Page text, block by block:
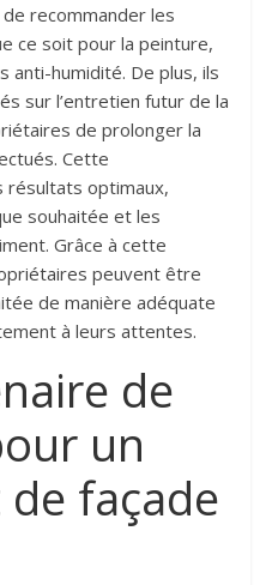
recommander les
ce soit pour la peinture,
anti-humidité. De plus, ils
sur l’entretien futur de la
de prolonger la
Cette
résultats optimaux,
souhaitée et les
Grâce à cette
peuvent être
de manière adéquate
à leurs attentes.
de
un
façade